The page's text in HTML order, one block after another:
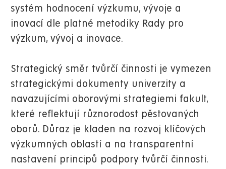
systém hodnocení výzkumu, vývoje a
inovací dle platné metodiky Rady pro
výzkum, vývoj a inovace.
Strategický směr tvůrčí činnosti je vymezen
strategickými dokumenty univerzity a
navazujícími oborovými strategiemi fakult,
které reflektují různorodost pěstovaných
oborů. Důraz je kladen na rozvoj klíčových
výzkumných oblastí a na transparentní
nastavení principů podpory tvůrčí činnosti.